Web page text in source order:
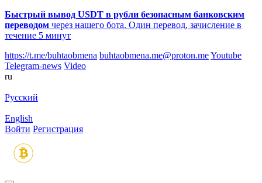
Быстрый вывод USDT в рубли безопасным банковским
переводом через нашего бота. Один перевод, зачисление в
течение 5 минут
https://t.me/buhtaobmena buhtaobmena.me@proton.meYoutube
Telegram-news Video
ru
Русский
English
Войти Регистрация